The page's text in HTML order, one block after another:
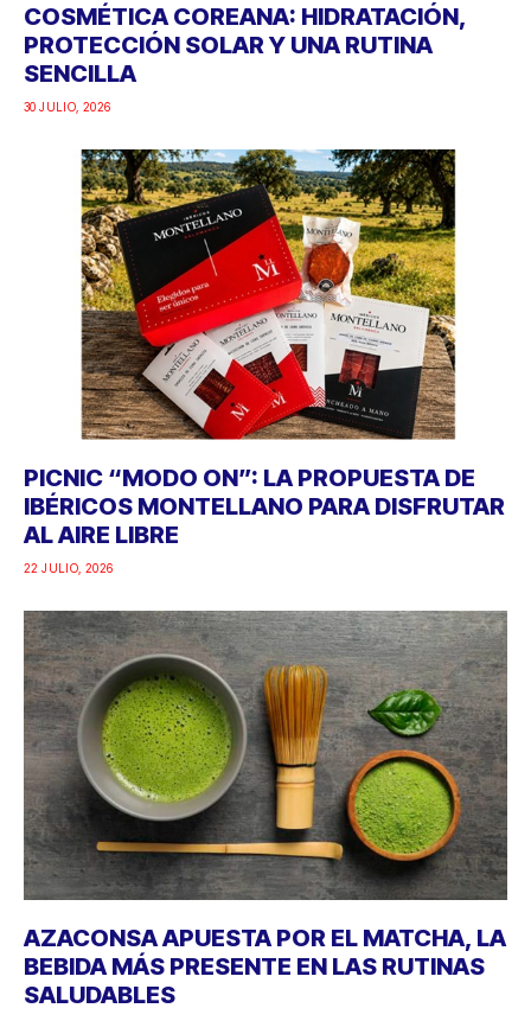
COSMÉTICA COREANA: HIDRATACIÓN,
PROTECCIÓN SOLAR Y UNA RUTINA
SENCILLA
30 JULIO, 2026
PICNIC “MODO ON”: LA PROPUESTA DE
IBÉRICOS MONTELLANO PARA DISFRUTAR
AL AIRE LIBRE
22 JULIO, 2026
AZACONSA APUESTA POR EL MATCHA, LA
BEBIDA MÁS PRESENTE EN LAS RUTINAS
SALUDABLES